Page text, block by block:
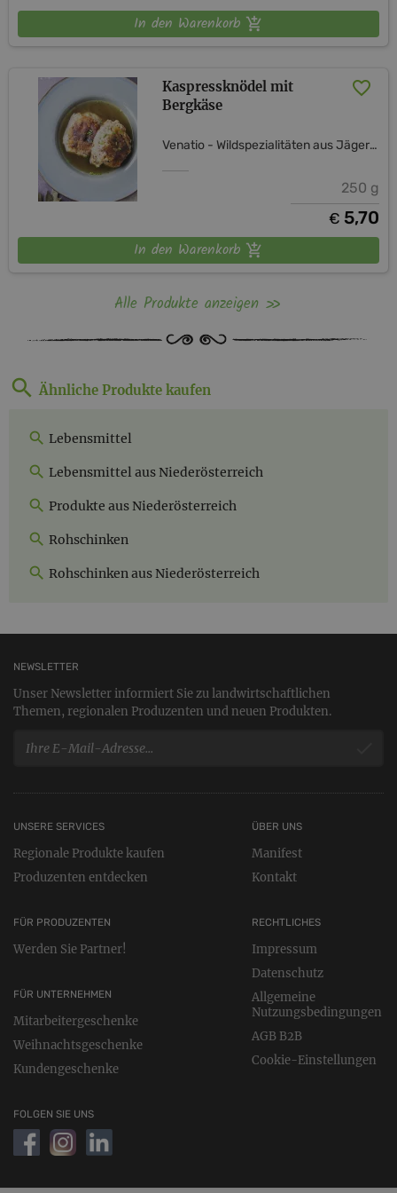
In den Warenkorb
Kaspressknödel mit
Bergkäse
Venatio - Wildspezialitäten aus Jägerhand
250 g
€ 5,70
In den Warenkorb
Alle Produkte anzeigen
Ähnliche Produkte kaufen
Lebensmittel
Lebensmittel aus Niederösterreich
Produkte aus Niederösterreich
Rohschinken
Rohschinken aus Niederösterreich
NEWSLETTER
Unser Newsletter informiert Sie zu landwirtschaftlichen
Themen, regionalen Produzenten und neuen Produkten.
UNSERE SERVICES
Regionale Produkte kaufen
Produzenten entdecken
FÜR PRODUZENTEN
Werden Sie Partner!
FÜR UNTERNEHMEN
Mitarbeitergeschenke
Weihnachtsgeschenke
Kundengeschenke
RECHTLICHES
Impressum
Datenschutz
Allgemeine
Nutzungsbedingungen
AGB B2B
Cookie-Einstellungen
ÜBER UNS
Manifest
Kontakt
FOLGEN SIE UNS